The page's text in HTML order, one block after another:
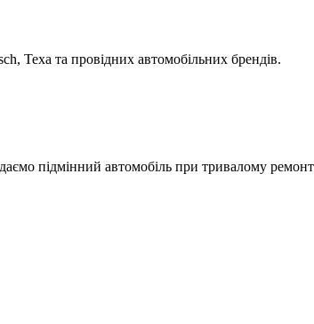
Texa та провідних автомобільних брендів.
підмінний автомобіль при тривалому